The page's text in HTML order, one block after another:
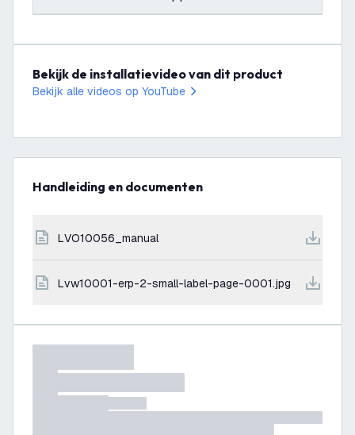
Bekijk de installatievideo van dit product
Bekijk alle videos op YouTube
Handleiding en documenten
LVO10056_manual
lvw10001-erp-2-small-label-page-0001.jpg